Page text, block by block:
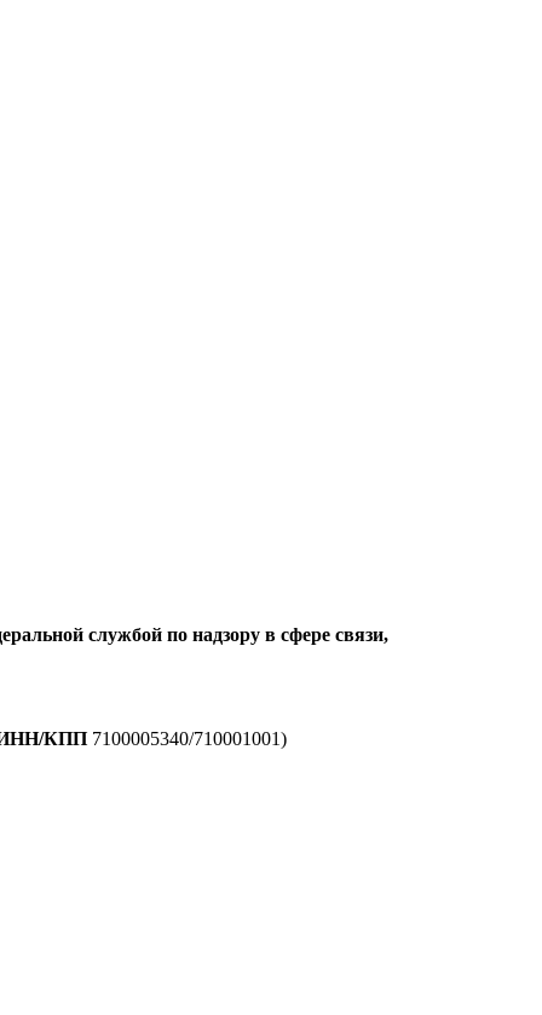
службой по надзору в сфере связи,
КПП 7100005340/710001001)